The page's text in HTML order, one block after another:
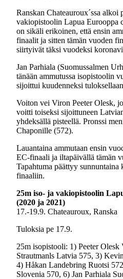
Ranskan Chateauroux´ssa alkoi
vakiopistoolin Lapua Eurooppa
on sikäli erikoinen, että ensin
finaalit ja sitten tämän vuoden
siirtyivät täksi vuodeksi
Jan Parhiala (Suomussalmen
tänään ammutussa isopistoolin
sijoittui kuudenneksi
Voiton vei Viron Peeter Olesk,
voitti toiseksi sijoittuneen
yhdeksällä pisteellä. Pronssi
Chaponille (572).
Lauantaina ammutaan ensin
EC-finaali ja iltapäivällä tämän
Tapahtuma päättyy
finaaliin.
25m iso- ja vakiopistoolin
(2020 ja 2021)
17.-19.9. Chateauroux, Ranska
Tuloksia pe 17.9.
25m isopistooli: 1) Peeter
Strautmanls Latvia 575, 3)
4) Håkan Landebring Ruotsi
Slovenia 570, 6) Jan Parhiala